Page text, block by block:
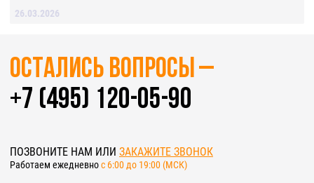
26.03.2026
Остались вопросы –
+7 (495) 120-05-90
ПОЗВОНИТЕ НАМ ИЛИ ЗАКАЖИТЕ ЗВОНОК
Работаем ежедневноc 6:00 до 19:00 (МСК)